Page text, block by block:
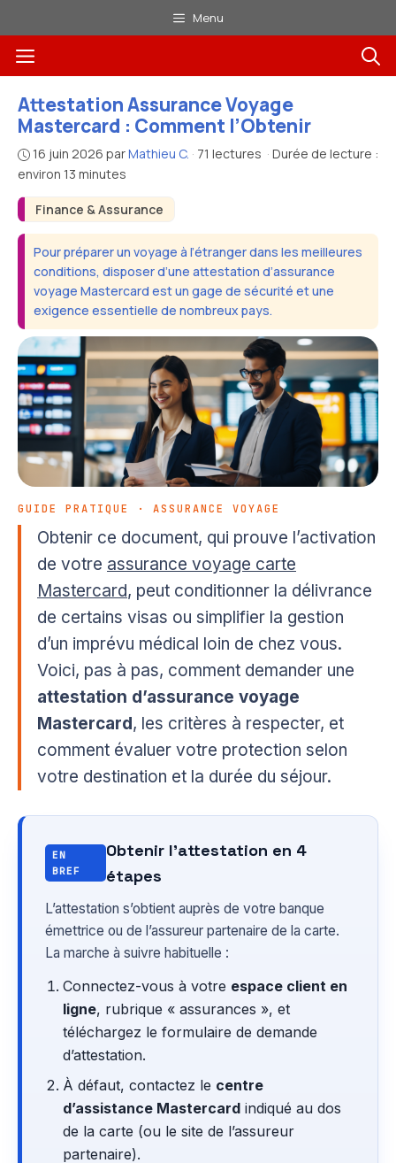
au
contenu
Menu
Menu
Finance & Assurance
Attestation Assurance Voyage
Mastercard : Comment l’Obtenir
16 juin 2026 parMathieu C. · 71 lectures · Durée de lecture :
environ 13 minutes
Pour préparer un voyage à l’étranger dans les meilleures
conditions, disposer d’une attestation d’assurance
voyage Mastercard est un gage de sécurité et une
exigence essentielle de nombreux pays.
GUIDE PRATIQUE · ASSURANCE VOYAGE
Obtenir ce document, qui prouve l’activation
de votre assurance voyage carte
Mastercard, peut conditionner la délivrance
de certains visas ou simplifier la gestion
d’un imprévu médical loin de chez vous.
Voici, pas à pas, comment demander une
attestation d’assurance voyage
Mastercard, les critères à respecter, et
comment évaluer votre protection selon
votre destination et la durée du séjour.
EN
BREF
Obtenir l’attestation en 4
étapes
L’attestation s’obtient auprès de votre banque
émettrice ou de l’assureur partenaire de la carte.
La marche à suivre habituelle :
Connectez-vous à votre espace client en
ligne, rubrique « assurances », et
téléchargez le formulaire de demande
d’attestation.
À défaut, contactez le centre
d’assistance Mastercard indiqué au dos
de la carte (ou le site de l’assureur
partenaire).